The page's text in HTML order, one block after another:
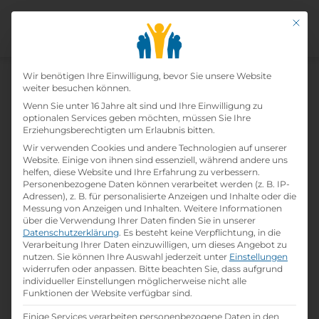
Rauchfangkehrer (m/w)
Home»Offene Lehrstellen»Rauchfangkehrer
(m/w)
Details zur Lehrstelle
Referenznummer: 6634d2f4
folderBranche:
Reinigung / Hausbetreuung / Anlern-
und Hilfsberufe
schoolBeruf:
Mit
Datenschutz-
Wir benötigen Ihre Einwilligung, bevor Sie unsere Website
weiter besuchen können.
Wenn Sie unter 16 Jahre alt sind und Ihre Einwilligung zu
optionalen Services geben möchten, müssen Sie Ihre
Erziehungsberechtigten um Erlaubnis bitten.
Wir verwenden Cookies und andere Technologien auf unserer
Website. Einige von ihnen sind essenziell, während andere uns
helfen, diese Website und Ihre Erfahrung zu verbessern.
Personenbezogene Daten können verarbeitet werden (z. B. IP-
Adressen), z. B. für personalisierte Anzeigen und Inhalte oder die
Messung von Anzeigen und Inhalten. Weitere Informationen
über die Verwendung Ihrer Daten finden Sie in unserer
Datenschutzerklärung. Es besteht keine Verpflichtung, in die
Verarbeitung Ihrer Daten einzuwilligen, um dieses Angebot zu
nutzen. Sie können Ihre Auswahl jederzeit unter Einstellungen
widerrufen oder anpassen. Bitte beachten Sie, dass aufgrund
individueller Einstellungen möglicherweise nicht alle
Funktionen der Website verfügbar sind.
Einige Services verarbeiten personenbezogene Daten in den